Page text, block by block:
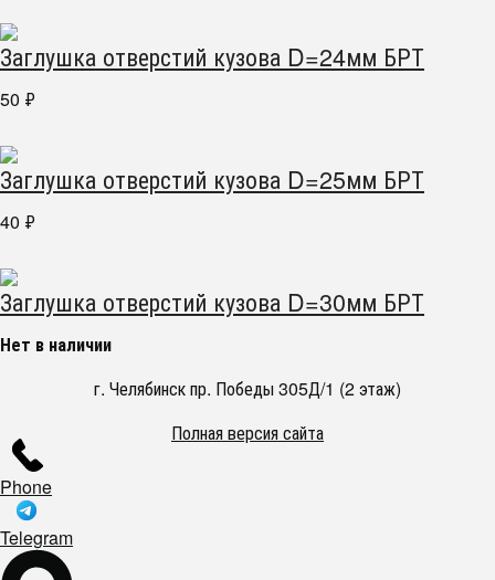
Заглушка отверстий кузова D=24мм БРТ
50 ₽
Заглушка отверстий кузова D=25мм БРТ
40 ₽
Заглушка отверстий кузова D=30мм БРТ
Нет в наличии
г. Челябинск пр. Победы 305Д/1 (2 этаж)
Полная версия сайта
Phone
Telegram